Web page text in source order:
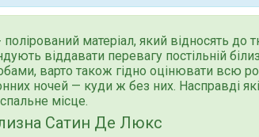
матеріал, який відносять до
віддавати перевагу постільній
варто також гідно оцінювати всю
ночей — куди ж без них. Насправді
місце.
Сатин Де Люкс